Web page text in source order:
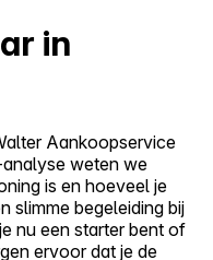
in
Aankoopservice
weten we
is en hoeveel je
slimme begeleiding bij
nu een starter bent of
ervoor dat je de